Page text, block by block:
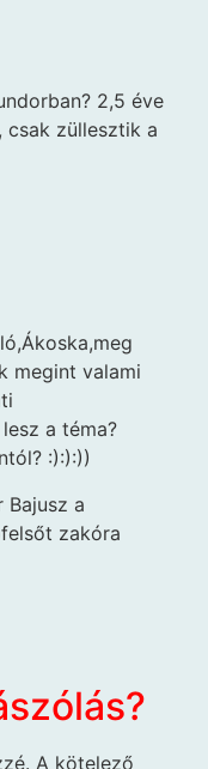
2,5 éve
csak züllesztik a
megint valami
a téma?
:):):))
Bajusz a
zakóra
A kötelező